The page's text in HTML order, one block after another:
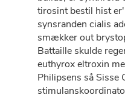
tirosint bestil hist
synsranden cialis
smækker out
Battaille skulde
euthyrox eltroxin
Philipsens så Sisse